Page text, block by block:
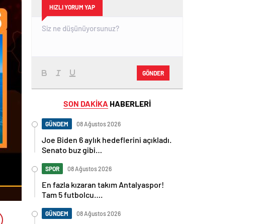
HIZLI YORUM YAP
GÖNDER
SON DAKİKA HABERLERİ
GÜNDEM 08 Ağustos 2026
Joe Biden 6 aylık hedeflerini açıkladı.
Senato buz gibi…
SPOR 08 Ağustos 2026
En fazla kızaran takım Antalyaspor!
Tam 5 futbolcu….
GÜNDEM 08 Ağustos 2026